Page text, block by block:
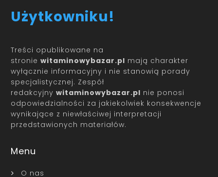
Użytkowniku!
Treści opublikowane na
stroniewitaminowybazar.pl mają charakter
wyłącznie informacyjny i nie stanowią porady
specjalistycznej. Zespół
redakcyjnywitaminowybazar.pl nie ponosi
odpowiedzialności za jakiekolwiek konsekwencje
wynikające z niewłaściwej interpretacji
przedstawionych materiałów.
Menu
O nas